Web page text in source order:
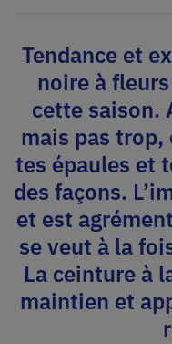
Tendance et
noire à
cette saison.
mais pas
tes épaules et
des façons.
et est
se veut à la
La ceinture à
maintien et